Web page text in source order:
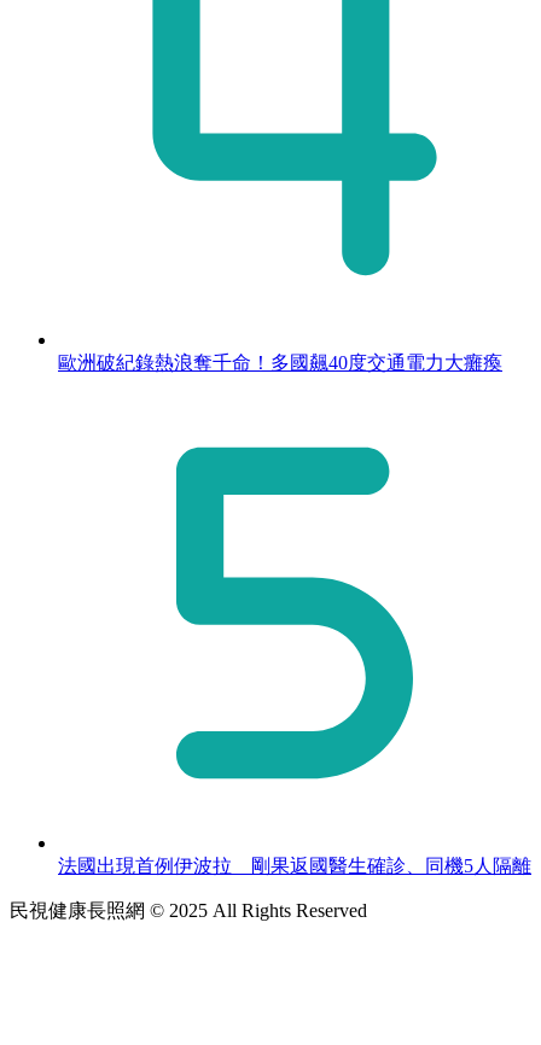
歐洲破紀錄熱浪奪千命！多國飆40度交通電力大癱瘓
法國出現首例伊波拉 剛果返國醫生確診、同機5人隔離
民視健康長照網 © 2025 All Rights Reserved